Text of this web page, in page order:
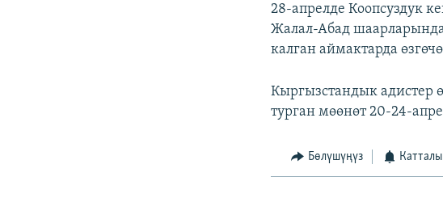
28-апрелде Коопсуздук
Жалал-Абад
калган аймактарда
Кыргызстандык адистер
турган мөөнөт 20-24-
Бөлүшүңүз